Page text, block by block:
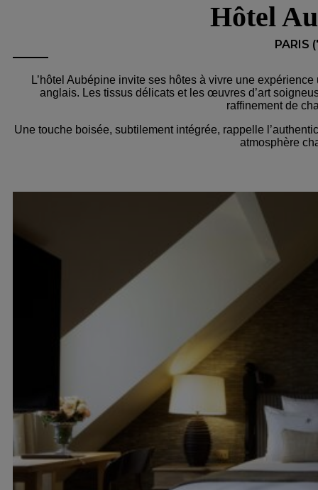
Hôtel
PARIS
L’hôtel Aubépine invite ses hôtes à vivre une
anglais. Les tissus délicats et les œuvres d’art
raffinement de
Une touche boisée, subtilement intégrée, rappelle
atmosphère